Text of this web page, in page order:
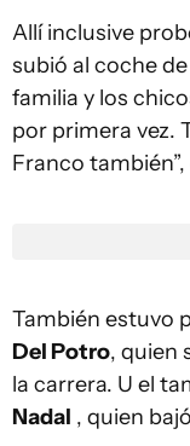
Allí inclusive
subió al coche
familia y los
por primera vez.
Franco
También estuvo
Del Potro, quien
la carrera. U el
Nadal , quien